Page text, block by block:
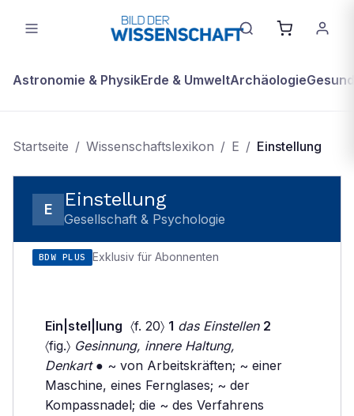
Astronomie & PhysikErde & UmweltArchäologie
Startseite / Wissenschaftslexikon / E / Einstellung
E Einstellung
Gesellschaft & Psychologie
BDW PLUS Exklusiv für Abonnenten
Ein|stel|lung 〈f. 20〉 1 das Einstellen 2
〈fig.〉 Gesinnung, innere Haltung,
Denkart● ~ von Arbeitskräften; ~ einer
Maschine, eines Fernglases; ~ der
Kompassnadel; die ~ des Verfahrens